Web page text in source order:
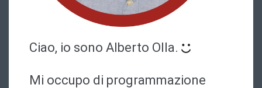
Ciao, io sono Alberto Olla.
Mi occupo di programmazione